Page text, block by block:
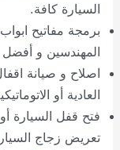
السيارة كافة.
برمجة مفاتيح
المهندسين و أفضل
اصلاح و صيانة
العادية أو
فتح قفل السيارة
تعريض زجاج